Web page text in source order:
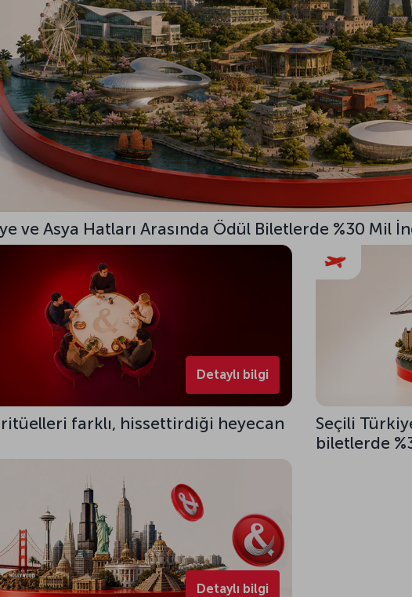
ve Asya Hatları Arasında Ödül Biletlerde %30 Mil
Detaylı bilgi
farklı, hissettirdiği heyecan
Seçili
biletlerde
Detaylı bilgi